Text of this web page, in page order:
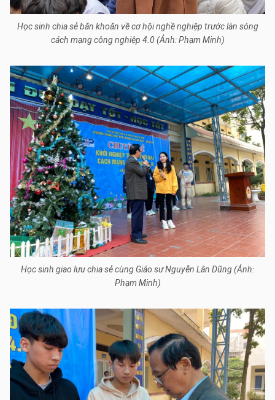
Học sinh chia sẻ băn khoăn về cơ hội nghề nghiệp trước làn sóng
cách mạng công nghiệp 4.0 (Ảnh: Phạm Minh)
Học sinh giao lưu chia sẻ cùng Giáo sư Nguyễn Lân Dũng (Ảnh:
Phạm Minh)